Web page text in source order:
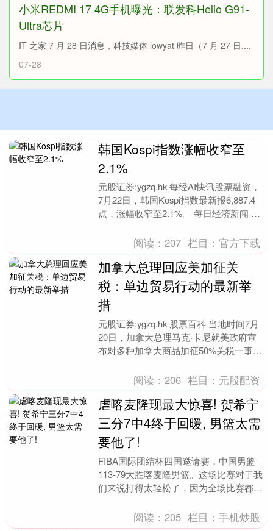
小米REDMI 17 4G手机曝光：联发科Helio G91-
Ultra芯片
IT 之家 7 月 28 日消息，科技媒体 lowyat 昨日（7 月 27 日....
07-28
韩国Kospi指数涨幅收窄至
2.1%
元股证券:ygzq.hk 每经AI快讯股票融资，
7月22日，韩国Kospi指数最新报6,887.4
点，涨幅收窄至2.1%。 每日经济新闻 持
阅读：207 栏目：官方下载
加拿大总理回应美加征关
税：单边贸易行动的最新举
措
元股证券:ygzq.hk 股票百科 当地时间7月
20日，加拿大总理马克·卡尼就美政府宣
布对多种加拿大商品加征50%关税一事发
阅读：206 栏目： 元股配资
虐喀麦隆现最大惊喜! 贺希宁
三分7中4终于回暖, 男篮太需
要他了!
FIBA国际团结杯四国邀请赛，中国男篮
113-79大胜喀麦隆男篮。这场比赛对于我
们来说打得太轻松了，因为全场比赛都在
开，最终....阅读：205 栏目：手机炒股